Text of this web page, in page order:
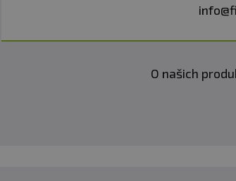
O našich